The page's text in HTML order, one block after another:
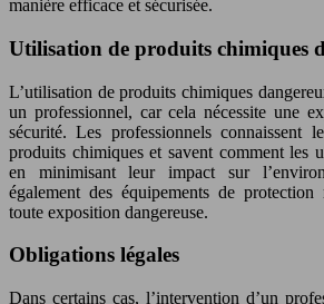
manière efficace et sécurisée.
Utilisation de produits chimiques
L’utilisation de produits chimiques
un professionnel, car cela nécessite une
sécurité. Les professionnels connaissent
produits chimiques et savent comment les
en minimisant leur impact sur
également des équipements de protection
toute exposition dangereuse.
Obligations légales
Dans certains cas, l’intervention d’un